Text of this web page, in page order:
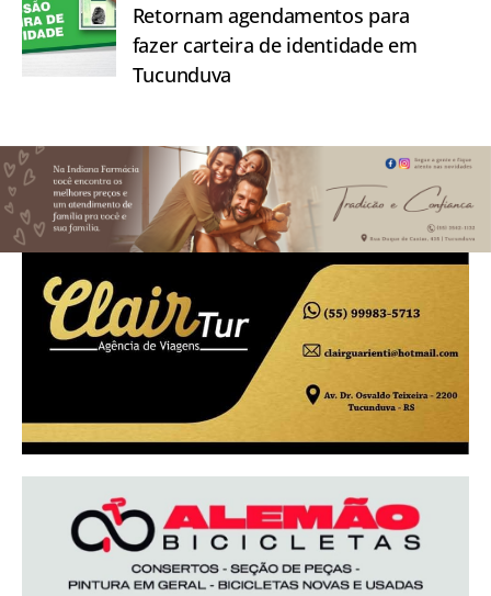
Retornam agendamentos para
fazer carteira de identidade em
Tucunduva